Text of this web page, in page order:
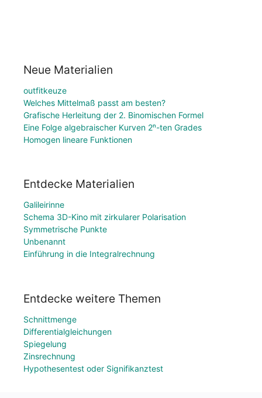
Neue Materialien
outfitkeuze
Welches Mittelmaß passt am besten?
Grafische Herleitung der 2. Binomischen Formel
Eine Folge algebraischer Kurven 2ⁿ-ten Grades
Homogen lineare Funktionen
Entdecke Materialien
Galileirinne
Schema 3D-Kino mit zirkularer Polarisation
Symmetrische Punkte
Unbenannt
Einführung in die Integralrechnung
Entdecke weitere Themen
Schnittmenge
Differentialgleichungen
Spiegelung
Zinsrechnung
Hypothesentest oder Signifikanztest